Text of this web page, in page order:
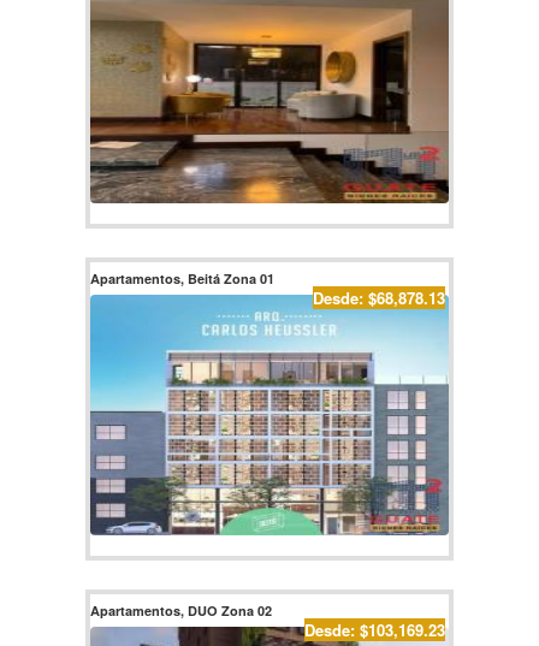
Apartamentos, Beitá Zona 01
Desde: $68,878.13
Apartamentos, DUO Zona 02
Desde: $103,169.23